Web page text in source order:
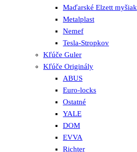
Maďarské Elzett myšiak
Metalplast
Nemef
Tesla-Stropkov
Kľúče Guler
Kľúče Originály
ABUS
Euro-locks
Ostatné
YALE
DOM
EVVA
Richter